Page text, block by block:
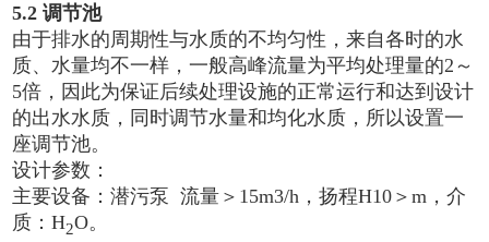
5.2 调节池
由于排水的周期性与水质的不均匀性，来自各时的水
质、水量均不一样，一般高峰流量为平均处理量的2～
5倍，因此为保证后续处理设施的正常运行和达到设计
的出水水质，同时调节水量和均化水质，所以设置一
座调节池。
设计参数：
主要设备：潜污泵 流量＞15m3/h，扬程H10＞m，介
质：H2O。